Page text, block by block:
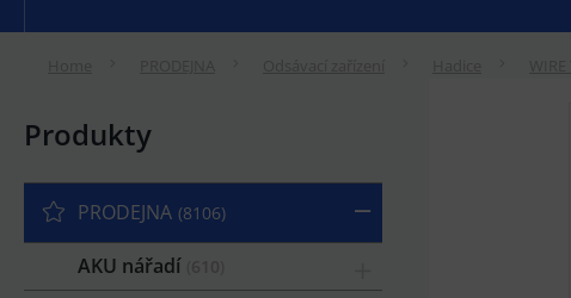
Produkty
PRODEJNA 8106
AKU nářadí